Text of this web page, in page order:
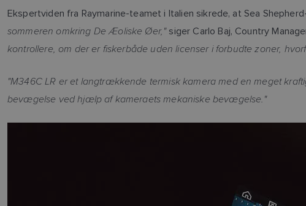
Ekspertviden fra Raymarine-teamet i Italien sikrede, at Sea
sommeren omkring De Æoliske Øer,"siger Carlo Baj, Country
kontrollere, om der er fiskerbåde uden licenser i forbudte zoner,
"M346C LR er et langtrækkende termisk kamera med en meget
bevægelse ved hjælp af kameraets mekaniske bevægelse."